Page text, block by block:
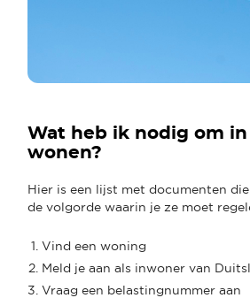
Wat heb ik nodig om
wonen?
Hier is een lijst met documenten
de volgorde waarin je ze moet
Vind een woning
Meld je aan als inwoner van
Vraag een belastingnummer aan